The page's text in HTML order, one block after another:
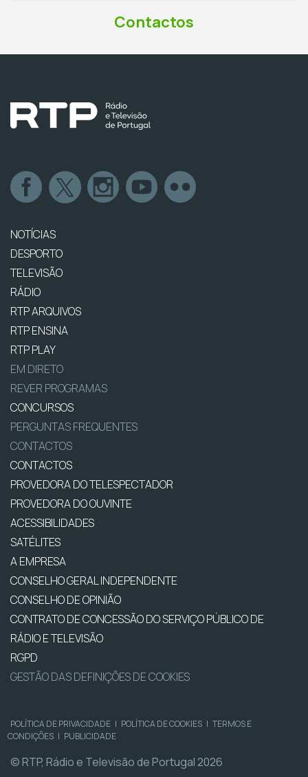
Contactos
NOTÍCIAS
DESPORTO
TELEVISÃO
RÁDIO
RTP ARQUIVOS
RTP ENSINA
RTP PLAY
EM DIRETO
REVER PROGRAMAS
CONCURSOS
PERGUNTAS FREQUENTES
CONTACTOS
CONTACTOS
PROVEDORA DO TELESPECTADOR
PROVEDORA DO OUVINTE
ACESSIBILIDADES
SATÉLITES
A EMPRESA
CONSELHO GERAL INDEPENDENTE
CONSELHO DE OPINIÃO
CONTRATO DE CONCESSÃO DO SERVIÇO PÚBLICO DE
RÁDIO E TELEVISÃO
RGPD
GESTÃO DAS DEFINIÇÕES DE COOKIES
POLÍTICA DE PRIVACIDADE | POLÍTICA DE COOKIES | TERMOS E
CONDIÇÕES | PUBLICIDADE
© RTP, Rádio e Televisão de Portugal 2026